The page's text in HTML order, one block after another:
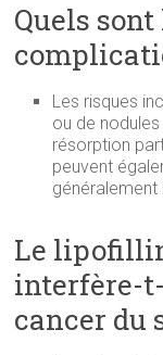
Quels
Les risques
ou de
résorption
peuvent
généralement
Le
interfère-
cancer du